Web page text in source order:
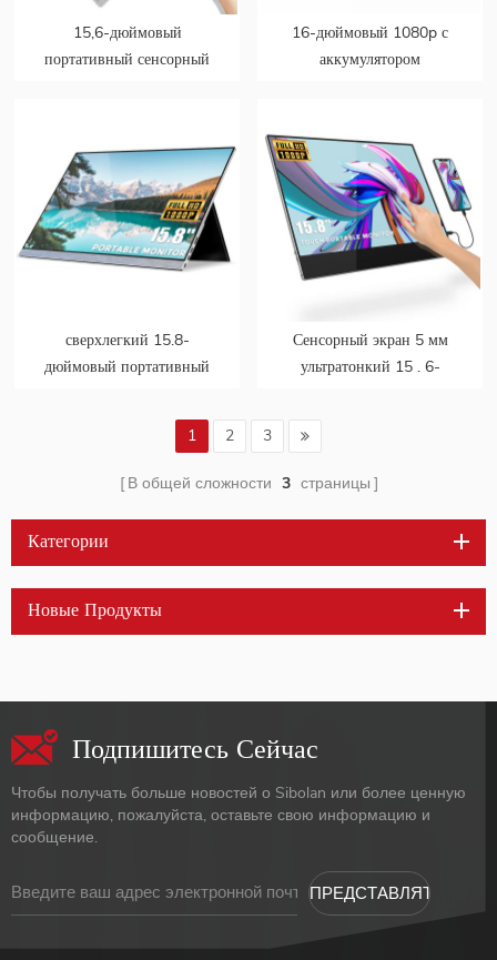
15,6-дюймовый
портативный сенсорный
тяжести для мобильных
телефонов и ноутбуков
16-дюймовый 1080p с
аккумулятором
ноутбука
сверхлегкий 15.8-
дюймовый портативный
Сенсорный экран 5 мм
ультратонкий 15 . 6-
монитор 1080P
поддерживает завод ODM
OEM
1 2 3
В общей сложности 3 страницы
Категории
Новые Продукты
Подпишитесь Сейчас
Чтобы получать больше новостей о Sibolan или более ценную
информацию, пожалуйста, оставьте свою информацию и
сообщение.